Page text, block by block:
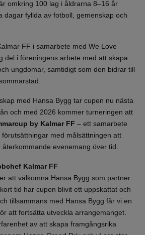
omkring 100 lag i åldrarna 8–16 år
dagar fyllda av fotboll, gemenskap och
FF i samarbete med We Love
del i föreningens arbete med att skapa
ungdomar, samtidigt som den bidrar till
med Hansa Bygg tar cupen nu nästa
och med 2026 kommer turneringen att
by Kalmar FF – ett samarbete
med målsättningen att
evenemang över tid.
Kalmar FF
att välkomna Hansa Bygg som partner
tid har cupen blivit ett uppskattat och
tillsammans med Hansa Bygg får vi en
att fortsätta utveckla arrangemanget.
av att skapa framgångsrika